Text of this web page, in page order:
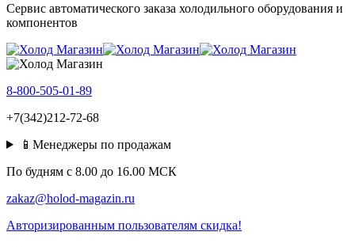
Сервис автоматического заказа холодильного оборудования и
компонентов
8-800-505-01-89
+7(342)212-72-68
📱Менеджеры по продажам
По будням c 8.00 до 16.00 МСК
zakaz@holod-magazin.ru
Авторизированным пользователям скидка!